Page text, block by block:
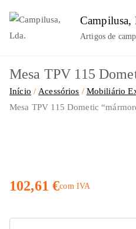
para
conteúdo
Campilusa,
Artigos de
Mesa TPV 115
Início Acessórios Mobiliário
Mesa TPV 115 Dometic
102,61€com IVA